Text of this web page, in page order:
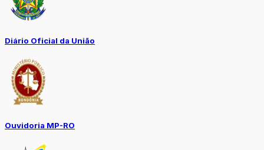
Diário Oficial da União
Ouvidoria MP-RO